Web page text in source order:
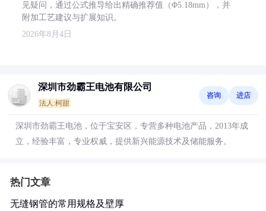
见疑问，通过公式推导给出精确推荐值（Φ5.18mm），并
附加工艺建议与扩展知识。
2026年8月4日
深圳市劲霸王电池有限公司
法人:柯甜
咨询 进店
深圳市劲霸王电池，位于宝安区，专营多种电池产品，2013年成
立，经验丰富，专业权威，提供新兴能源技术及储能服务。
热门文章
无缝钢管的常用规格及壁厚